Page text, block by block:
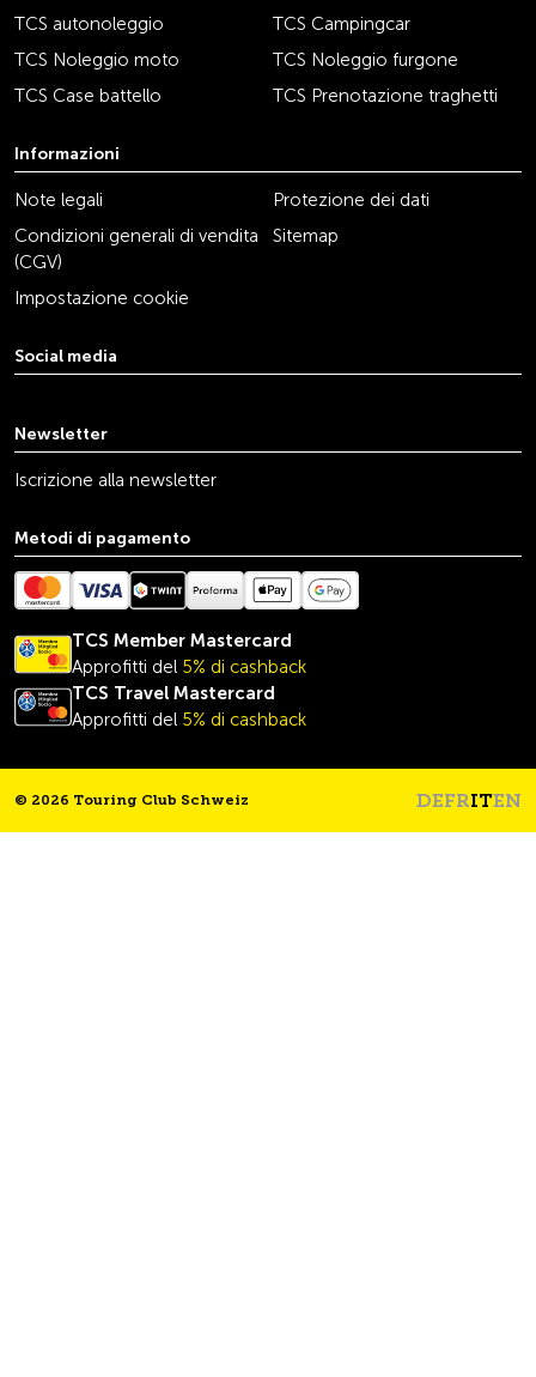
TCS autonoleggio
TCS Campingcar
TCS Noleggio moto
TCS Noleggio furgone
TCS Case battello
TCS Prenotazione traghetti
Informazioni
Note legali
Protezione dei dati
Condizioni generali di vendita
(CGV)
Sitemap
Impostazione cookie
Social media
Newsletter
Iscrizione alla newsletter
Metodi di pagamento
TCS Member Mastercard
Approfitti del 5% di cashback
TCS Travel Mastercard
Approfitti del 5% di cashback
© 2026 Touring Club Schweiz DEFRITEN